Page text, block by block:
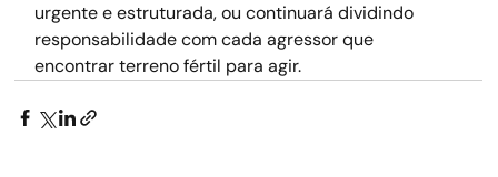
urgente e estruturada, ou continuará dividindo
responsabilidade com cada agressor que
encontrar terreno fértil para agir.